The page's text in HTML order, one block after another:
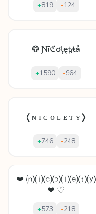
+819 -124
❂ Ɲīℭơļęțᵢŧå
+1590 -964
❬ɴ ɪ ᴄ ᴏ ʟ ᴇ ᴛ ʏ❭
+746 -248
❤ ⒩⒤⒞⒪⒧⒠⒯⒴
❤ ♡
+573 -218